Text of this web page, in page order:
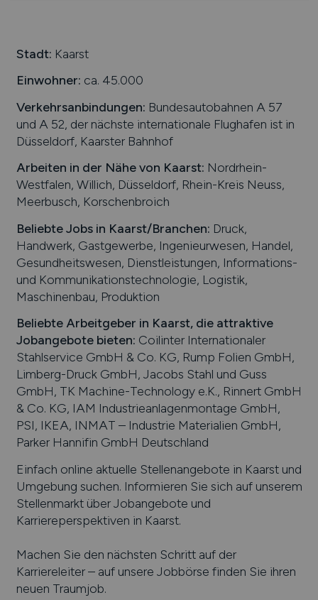
Stadt: Kaarst
Einwohner: ca. 45.000
Verkehrsanbindungen: Bundesautobahnen A 57
und A 52, der nächste internationale Flughafen ist in
Düsseldorf, Kaarster Bahnhof
Arbeiten in der Nähe von Kaarst: Nordrhein-
Westfalen, Willich, Düsseldorf, Rhein-Kreis Neuss,
Meerbusch, Korschenbroich
Beliebte Jobs in Kaarst/Branchen: Druck,
Handwerk, Gastgewerbe, Ingenieurwesen, Handel,
Gesundheitswesen, Dienstleistungen, Informations-
und Kommunikationstechnologie, Logistik,
Maschinenbau, Produktion
Beliebte Arbeitgeber in Kaarst, die attraktive
Jobangebote bieten: Coilinter Internationaler
Stahlservice GmbH & Co. KG, Rump Folien GmbH,
Limberg-Druck GmbH, Jacobs Stahl und Guss
GmbH, TK Machine-Technology e.K., Rinnert GmbH
& Co. KG, IAM Industrieanlagenmontage GmbH,
PSI, IKEA, INMAT – Industrie Materialien GmbH,
Parker Hannifin GmbH Deutschland
Einfach online aktuelle Stellenangebote in Kaarstund
Umgebung suchen. Informieren Sie sich auf unserem
Stellenmarkt über Jobangebote und
Karriereperspektiven in Kaarst.
Machen Sie den nächsten Schritt auf der
Karriereleiter – auf unsere Jobbörse finden Sie ihren
neuen Traumjob.